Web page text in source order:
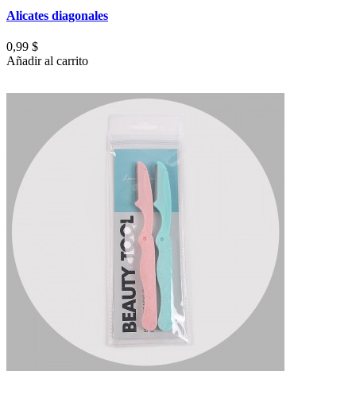
Alicates diagonales
0,99 $
Añadir al carrito